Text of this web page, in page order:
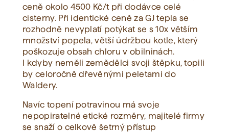
ceně okolo 4500 Kč/t při dodávce celé
cisterny. Při identické ceně za GJ tepla se
rozhodně nevyplatí potýkat se s 10x větším
množství popela, větší údržbou kotle, který
poškozuje obsah chloru v obilninách.
I kdyby neměli zemědělci svoji štěpku, topili
by celoročně dřevěnými peletami do
Waldery.
Navíc topení potravinou má svoje
nepopiratelné etické rozměry, majitelé firmy
se snaží o celkově šetrný přístup